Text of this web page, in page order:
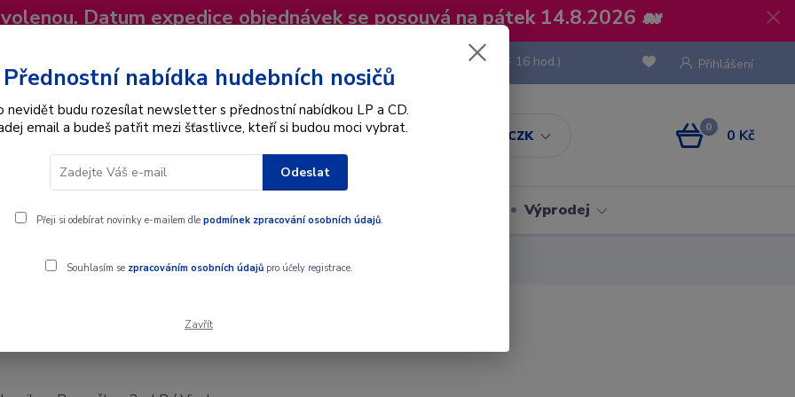
Datum expedice objednávek se posouvá na pátek 14.8.2026 🐋
CZK
Přihlášení
Hledat
(Po-Pá, 8 - 16 hod.)
0 0 Kč
Interpret Dárkové poukazy Výprodej
Bezouškou 2 - LP / Vinyl
Bezouškou 2 - LP / Vinyl
Přednostní nabídka hudebních nosičů
nevidět budu rozesílat newsletter s přednostní nabídkou LP a CD.
email a budeš patřit mezi šťastlivce, kteří si budou moci vybrat.
Odeslat
Přeji si odebírat novinky e-mailem dle podmínek zpracování osobních údajů.
Souhlasím se zpracováním osobních údajůpro účely registrace.
Zavřít